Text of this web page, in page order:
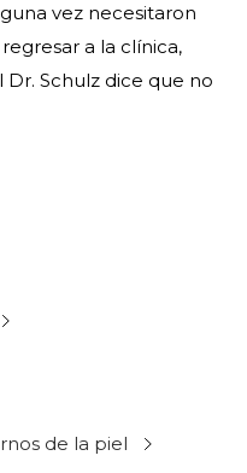
vez necesitaron
a la clínica,
Dr. Schulz dice que no
Cuidado de heridas y trastornos de la piel